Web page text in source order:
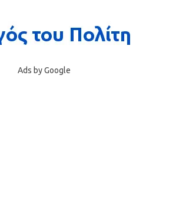
Ads by Google